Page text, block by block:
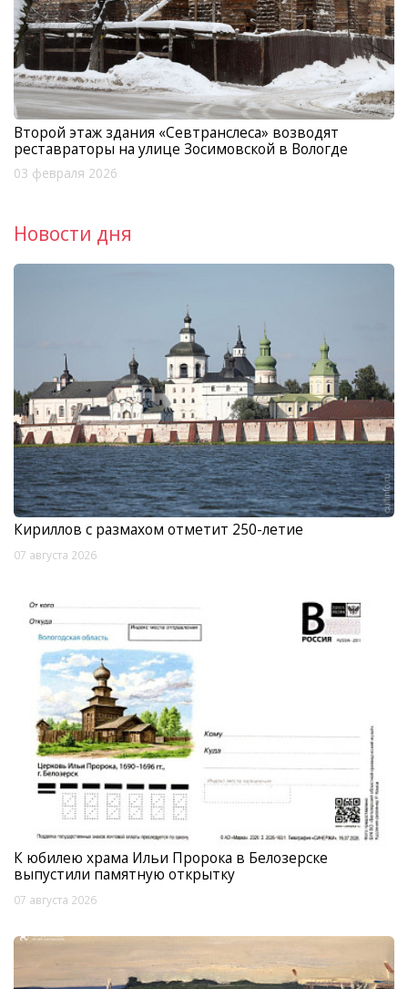
Второй этаж здания «Севтранслеса» возводят
реставраторы на улице Зосимовской в Вологде
03 февраля 2026
Новости дня
Кириллов с размахом отметит 250-летие
07 августа 2026
К юбилею храма Ильи Пророка в Белозерске
выпустили памятную открытку
07 августа 2026